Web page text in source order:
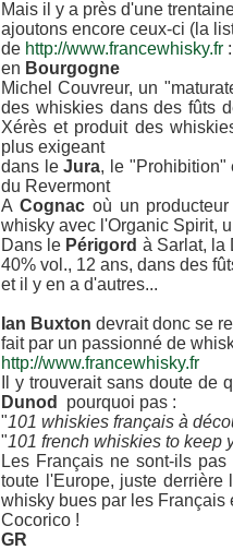
Mais il y a près d'une
ajoutons encore ceux-ci (la
de http://www.francewhisky.fr :
en Bourgogne
Michel Couvreur, un
des whiskies dans des fûts
Xérès et produit des
plus exigeant
dans leJura, le "Prohibition"
du Revermont
A Cognacoù un producteur
whisky avec l'Organic Spirit,
Dans le Périgord à Sarlat, la
40% vol., 12 ans, dans des
et il y en a d'autres...
Ian Buxton devrait donc se
fait par un passionné de
http://www.francewhisky.fr
Il y trouverait sans doute
Dunod
pourquoi pas :
"101 whiskies français à
"101 french whiskies to keep
Les Français ne sont-ils
toute l'Europe, juste
whisky bues par les Français
Cocorico !
GR